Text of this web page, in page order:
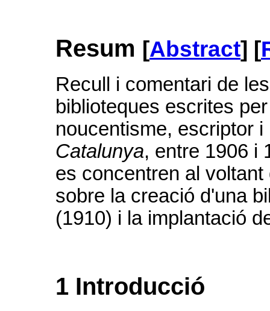
Resum [Abstract] [
Recull i comentari de
biblioteques escrites
noucentisme, escriptor
Catalunya, entre 1906 i
es concentren al
sobre la creació d'una
(1910) i la implantació
1 Introducció